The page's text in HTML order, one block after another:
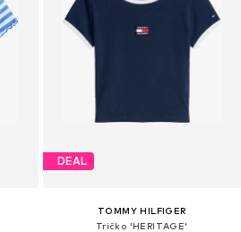
DEAL
TOMMY HILFIGER
Tričko 'HERITAGE'